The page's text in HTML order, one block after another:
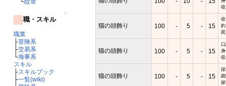
↑
職・スキル
職業
├冒険系
├交易系
└海事系
スキル
├スキルブック
├一覧(wiki)
猫の頭飾り 100 - 5 - 15
猫の頭飾り 100 - 5 - 15
猫の頭飾り 100 - 5 - 15